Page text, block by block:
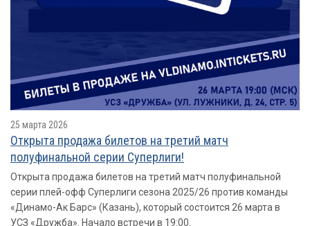
25 марта 2026
Открыта продажа билетов на третий матч
полуфинальной серии Суперлиги!
Открыта продажа билетов на третий матч полуфинальной
серии плей-офф Суперлиги сезона 2025/26 против команды
«Динамо-Ак Барс» (Казань), который состоится 26 марта в
УСЗ «Дружба». Начало встречи в 19:00.